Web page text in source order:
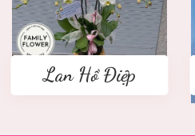
Lan Hồ Điệp